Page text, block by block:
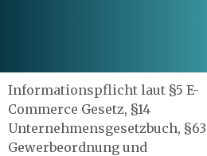
Informationspflicht laut §5 E-
Commerce Gesetz, §14
Unternehmensgesetzbuch, §63
Gewerbeordnung und